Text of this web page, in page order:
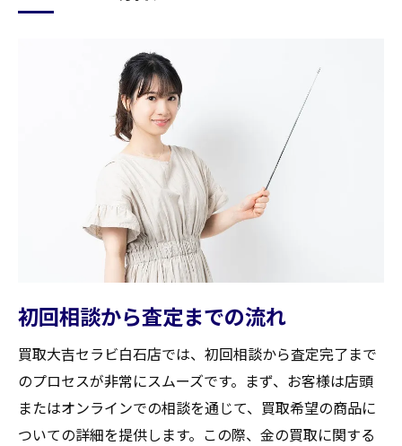
初回相談から査定までの流れ
買取大吉セラビ白石店では、初回相談から査定完了まで
のプロセスが非常にスムーズです。まず、お客様は店頭
またはオンラインでの相談を通じて、買取希望の商品に
ついての詳細を提供します。この際、金の買取に関する